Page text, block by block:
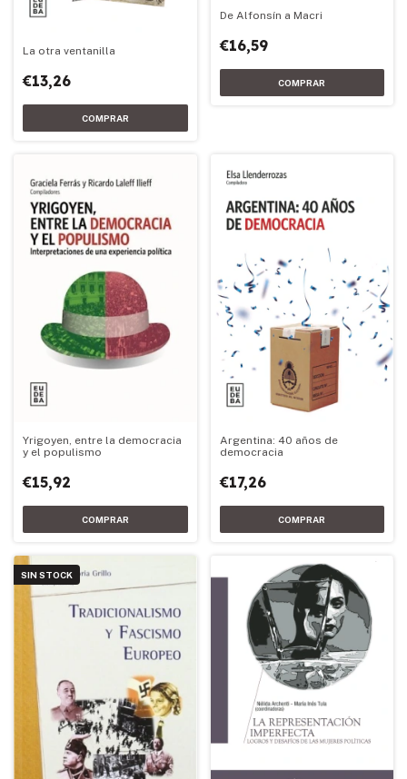
La otra ventanilla
€13,26
De Alfonsín a Macri
€16,59
Yrigoyen, entre la democracia
y el populismo
€15,92
Argentina: 40 años de
democracia
€17,26
SIN STOCK